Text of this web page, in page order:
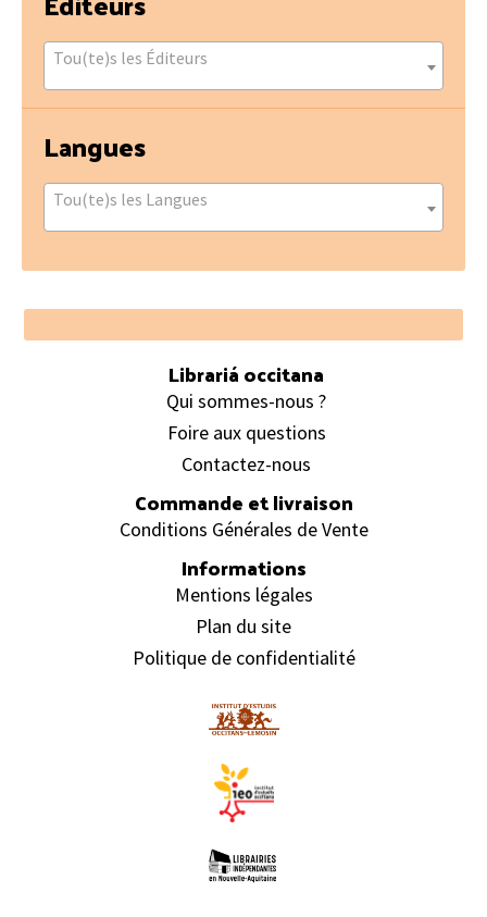
Tou(te)s les Éditeurs
Langues
Tou(te)s les Langues
Footer
Librariá occitana
Qui sommes-nous ?
Foire aux questions
Contactez-nous
Commande et livraison
Conditions Générales de Vente
Informations
Mentions légales
Plan du site
Politique de confidentialité